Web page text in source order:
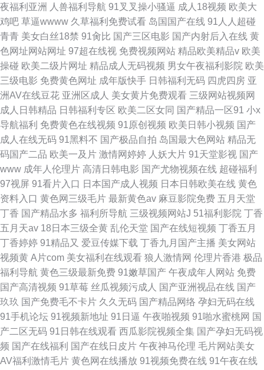
夜福利亚洲
人兽福利导航 91叉叉操小骚逼 成人18视频 欧美大
鸡吧 草逼wwww 久草福利免费试看 岛国国产在线 91人人超碰
青青 美女白丝18禁 91肏比 国产三区电影 国产内射后入在线 黄
色网址网站网址 97超在线视 免费视频网站 精品欧美精品v 欧美
操碰 欧美二级片网址 精品成人无码视频 男女午夜福利影院 欧美
三级电影 免费黄色网址 成年版快手 日韩福利无码 四虎四房 亚
洲AV在线豆花 亚洲区成人 美女黄片免费观看 三级网站视频网
成人日韩精品 日韩福利专区 欧美二区女同 国产精品一区91 小x
导航福利 免费黄色在线视频 91原创视频 欧美日韩小视频 国产
成人在线无码 91黑料不 国产极品自拍 岛国最大色网站 精品无
码国产二品 欧美一及片 激情网婷婷 人妖大片 91天堂影视 国产
www 成年人伦理片 高清日韩电影 国产尤物视频在线 超碰福利
97视屏 91看片入口 日本国产成人视频 日本日韩欧美在线 黄色
资料入口 黄色网三级毛片 最新黄色av 麻豆影院免费 五月天堂
丁香 国产精品水多 福利所导航 三级视频网站J 51福利影院 丁香
五月天av 18日本三级全黄 乱伦天堂 国产在线短视频 丁香五月
丁香婷婷 91精品又 爱豆传媒下载 丁香九月国产主播 美女网站
视频黄 A片com 美女福利在线观看 狼人激情网 伦理片香港 极品
福利导航 黄色三级最新免费 91嫩草国产 午夜成年人网站 免费
国产高清视频 91草莓 丝瓜视频污成人 国产亚洲视品在线 国产
玖玖 国产免费毛不卡片 久久无码 国产精品网络 孕妇无码在线
91手机论坛 91视频新地址 91日逼 午夜啪视频 91啪水蜜桃网 国
产二区无码 91日韩在线观看 西瓜影院视频全集 国产孕妇无码视
频 国产在线福利 国产在线日皮片 午夜神马伦理 毛片网站美女
AV福利激情毛片 黄色网在线播放 91视频免费在线 91午夜在线